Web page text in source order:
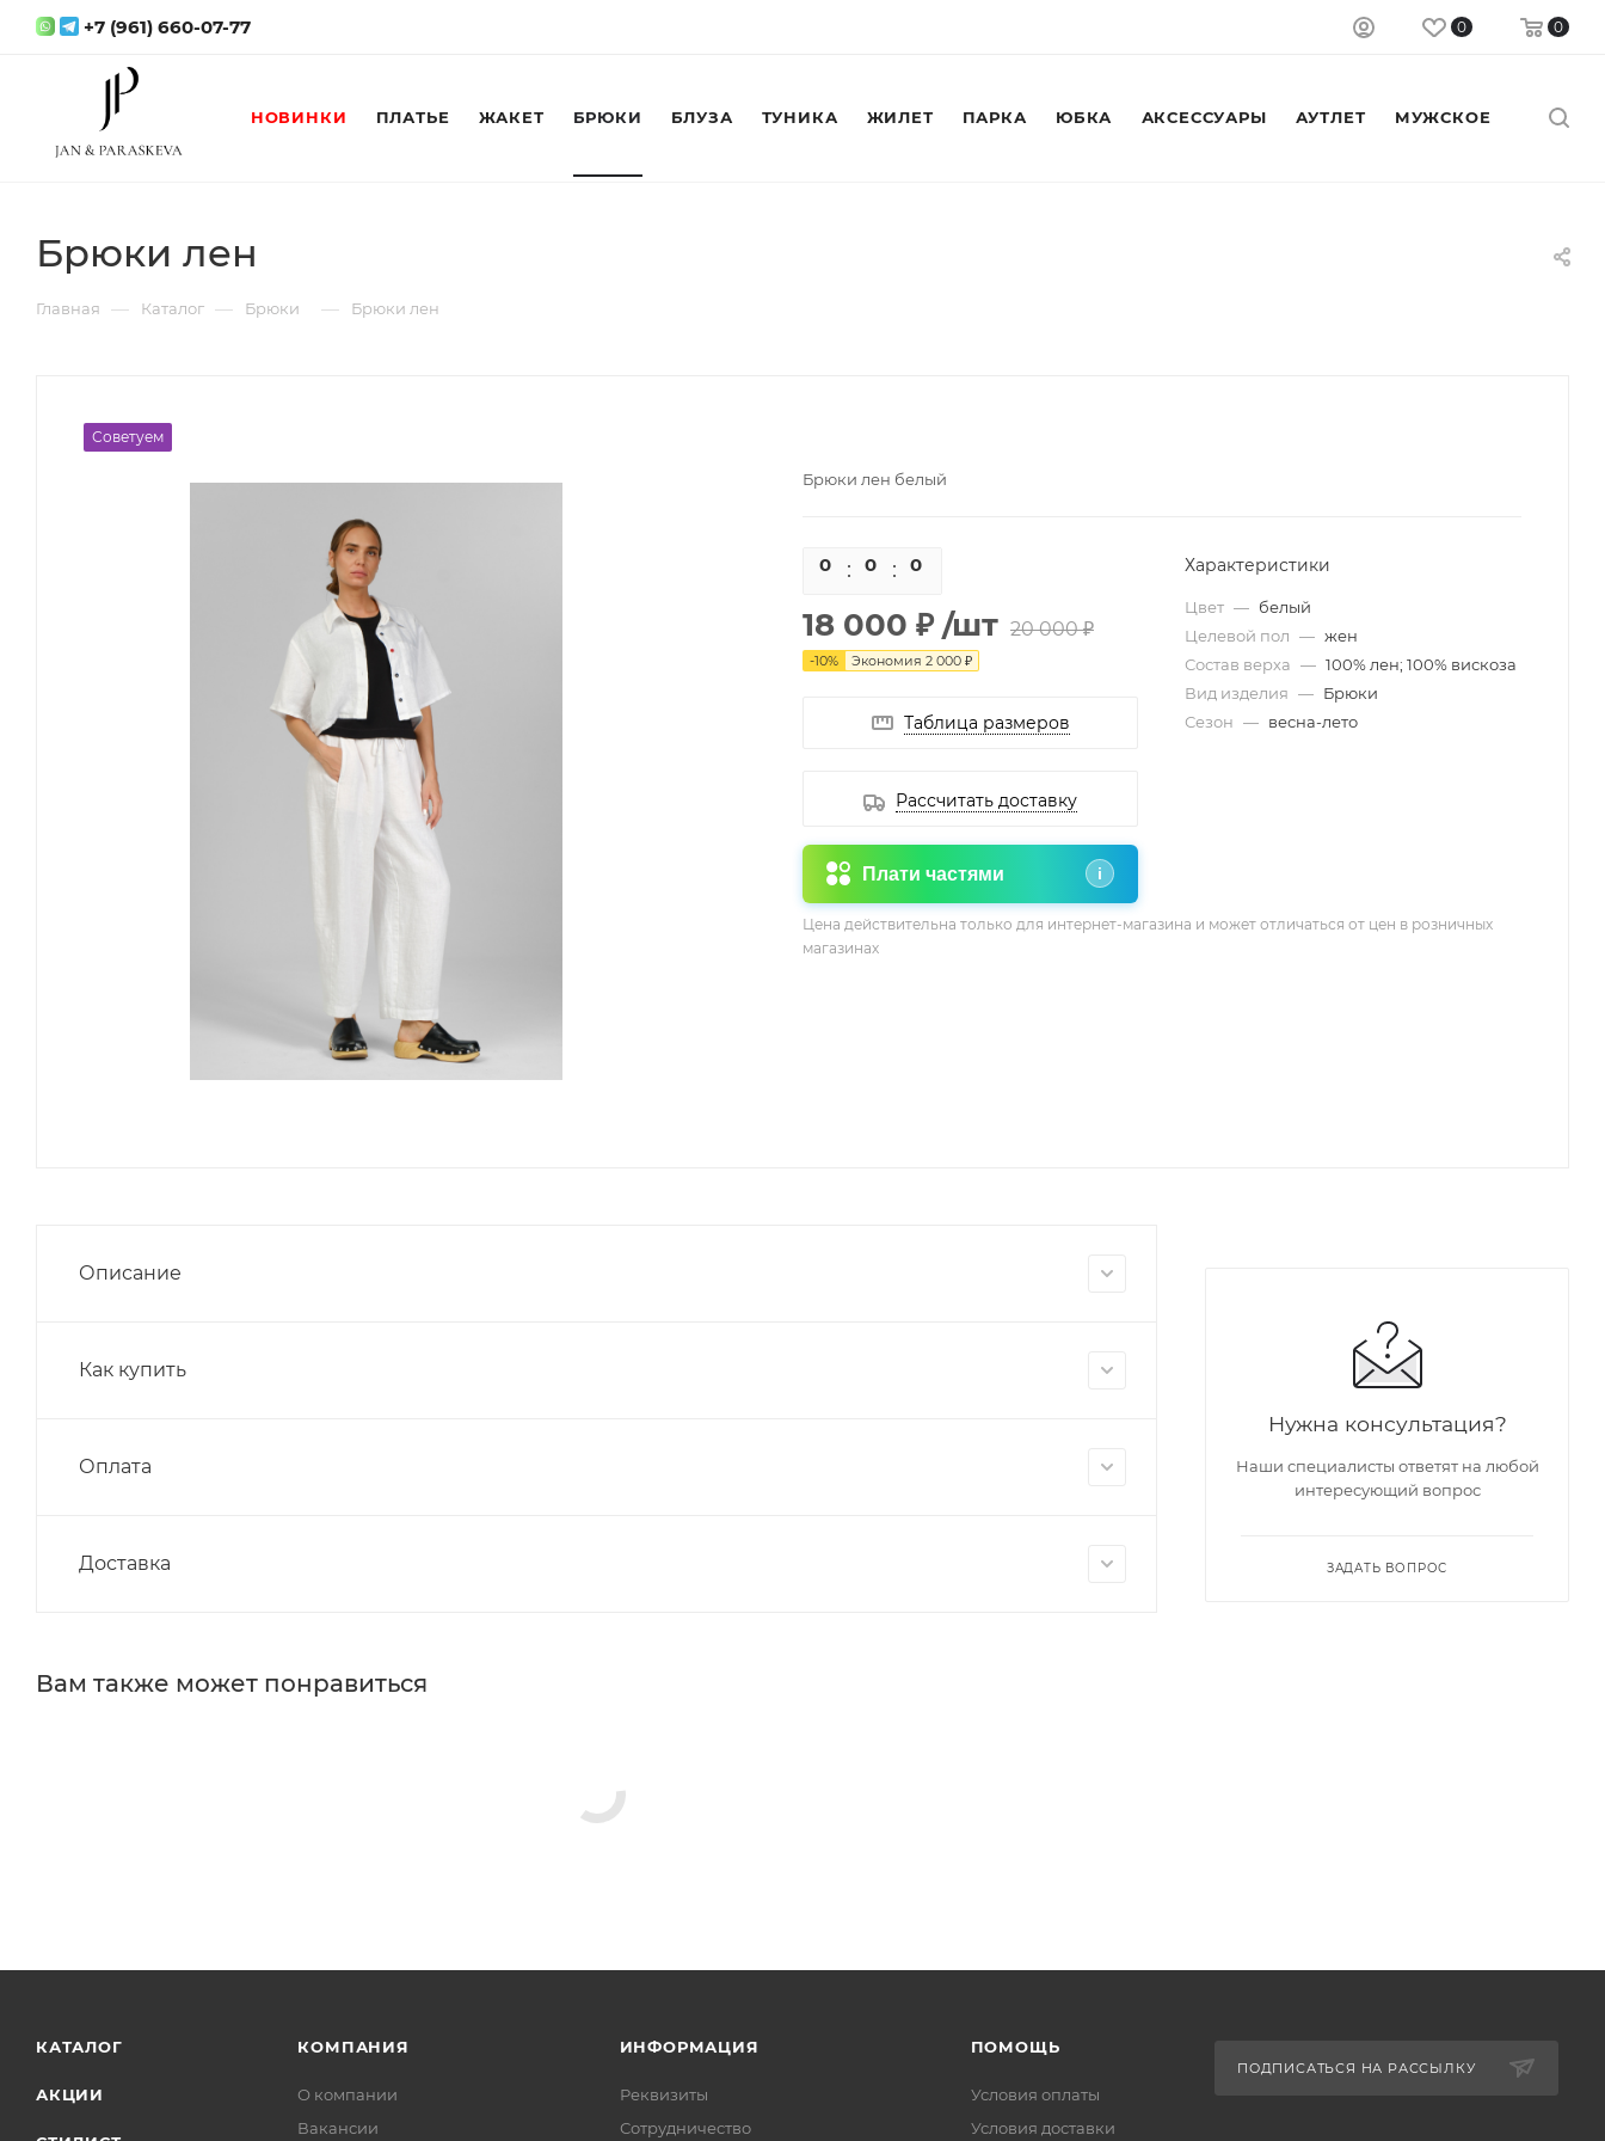
+7 (961) 660-07-77 0 0
НОВИНКИ ПЛАТЬЕ ЖАКЕТ БРЮКИ БЛУЗА ТУНИКА ЖИЛЕТ ПАРКА ЮБКА АКСЕССУАРЫ АУТЛЕТ МУЖСКОЕ
Брюки лен
Главная — Каталог — Брюки — Брюки лен
Советуем
Брюки лен белый
0 0 0
18 000 ₽ /шт 20 000 ₽
-10% Экономия 2 000 ₽
Таблица размеров
Рассчитать доставку
Плати частями i
Характеристики
Цвет — белый
Целевой пол — жен
Состав верха — 100% лен; 100% вискоза
Вид изделия — Брюки
Сезон — весна-лето
Цена действительна только для интернет-магазина и может отличаться от цен в розничных
магазинах
Описание
Как купить
Оплата
Доставка
Вам также может понравиться
Нужна консультация?
Наши специалисты ответят на любой
интересующий вопрос
ЗАДАТЬ ВОПРОС
КАТАЛОГ
АКЦИИ
КОМПАНИЯ
О компании
Вакансии
ИНФОРМАЦИЯ
Реквизиты
Сотрудничество
ПОМОЩЬ
Условия оплаты
Условия доставки
ПОДПИСАТЬСЯ НА РАССЫЛКУ